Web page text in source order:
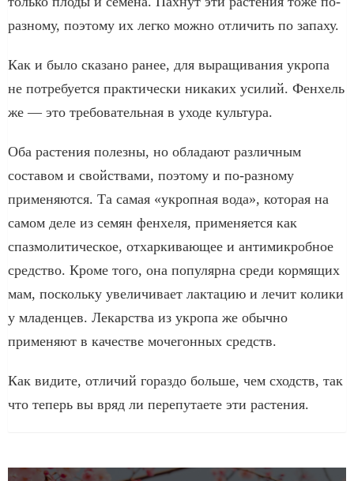
разному, поэтому их легко можно отличить по запаху.
Как и было сказано ранее, для выращивания укропа
не потребуется практически никаких усилий. Фенхель
же — это требовательная в уходе культура.
Оба растения полезны, но обладают различным
составом и свойствами, поэтому и по-разному
применяются. Та самая «укропная вода», которая на
самом деле из семян фенхеля, применяется как
спазмолитическое, отхаркивающее и антимикробное
средство. Кроме того, она популярна среди кормящих
мам, поскольку увеличивает лактацию и лечит колики
у младенцев. Лекарства из укропа же обычно
применяют в качестве мочегонных средств.
Как видите, отличий гораздо больше, чем сходств, так
что теперь вы вряд ли перепутаете эти растения.